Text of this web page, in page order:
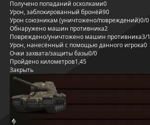
Получено попаданий осколками0
Урон, заблокированный бронёй90
Урон союзникам (уничтожено/повреждений)0/0
Обнаружено машин противника2
Повреждено/уничтожено машин противника3/1
Урон, нанесённый с помощью данного игрока0
Очки захвата/защиты базы0/0
Пройдено километров1,45
Закрыть